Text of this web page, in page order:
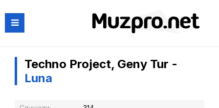
Techno Project, Geny Tur -
Luna